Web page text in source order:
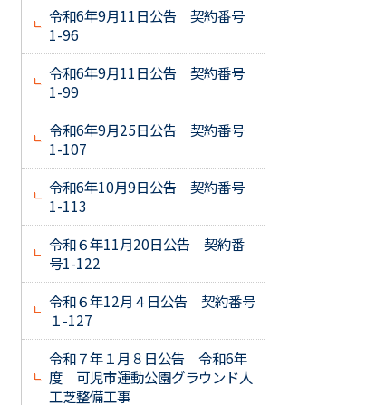
令和6年9月11日公告 契約番号
1-96
令和6年9月11日公告 契約番号
1-99
令和6年9月25日公告 契約番号
1-107
令和6年10月9日公告 契約番号
1-113
令和６年11月20日公告 契約番
号1-122
令和６年12月４日公告 契約番号
１-127
令和７年１月８日公告 令和6年
度 可児市運動公園グラウンド人
工芝整備工事